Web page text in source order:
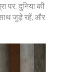
पर, दुनिया की
जुड़े रहें, और